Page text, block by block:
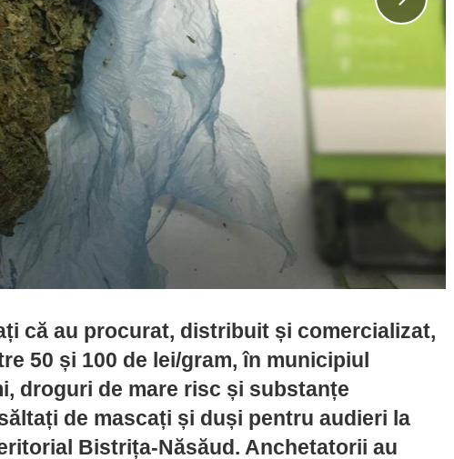
că au procurat, distribuit și comercializat,
50 și 100 de lei/gram, în municipiul
droguri de mare risc și substanțe
de mascați și duși pentru audieri la
Bistrița-Năsăud. Anchetatorii au